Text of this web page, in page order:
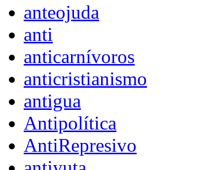
anteojuda
anti
anticarnívoros
anticristianismo
antigua
Antipolítica
AntiRepresivo